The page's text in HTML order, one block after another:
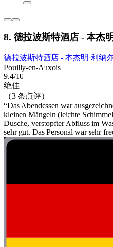
8. 德拉波斯特酒店 - 本杰
德拉波斯特酒店 - 本杰明·利纳
Pouilly-en-Auxois
9.4/10
绝佳
（3 条点评）
“Das Abendessen war
kleinen Mängeln (leichte
Dusche, verstopfter Abfluss im
sehr gut. Das Personal war sehr